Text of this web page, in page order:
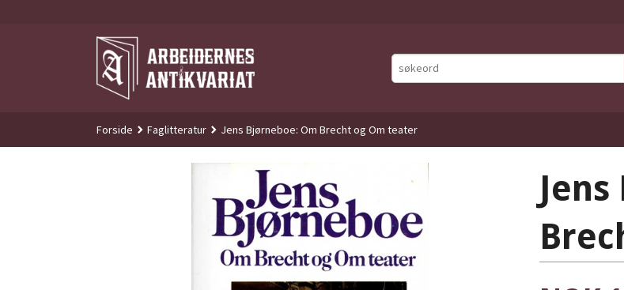
Forside Faglitteratur Jens Bjørneboe: Om Brecht og Om teater